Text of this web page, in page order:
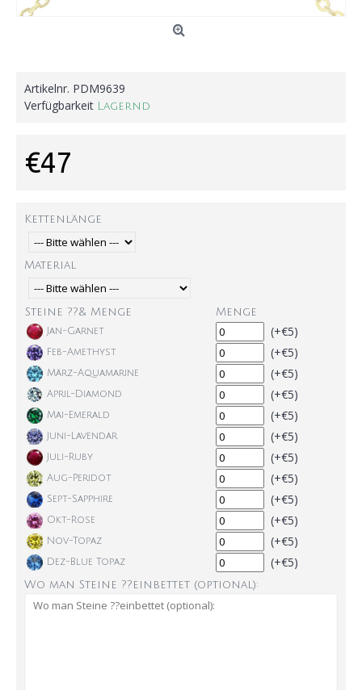
Artikelnr. PDM9639
Verfügbarkeit Lagernd
€47
Kettenlänge
Material
Steine ??& Menge Menge
Jan-Garnet (+€5)
Feb-Amethyst (+€5)
März-Aquamarine (+€5)
April-Diamond (+€5)
Mai-Emerald (+€5)
Juni-Lavendar (+€5)
Juli-Ruby (+€5)
Aug-Peridot (+€5)
Sept-Sapphire (+€5)
Okt-Rose (+€5)
Nov-Topaz (+€5)
Dez-Blue Topaz (+€5)
Wo man Steine ??einbettet (optional):